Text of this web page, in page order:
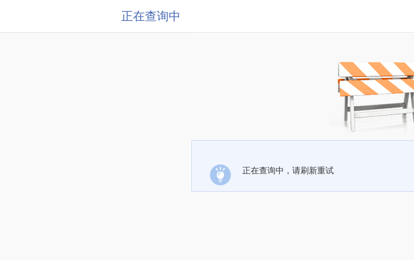
正在查询中
正在查询中，请刷新重试